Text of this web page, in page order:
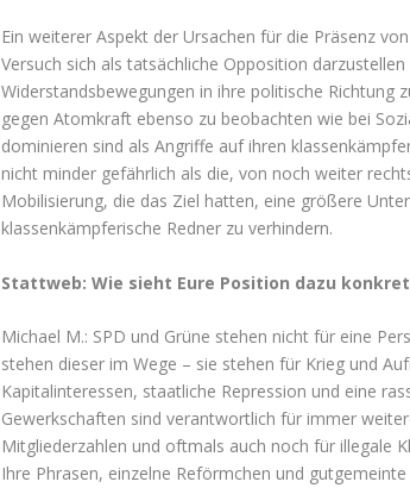
Ein weiterer Aspekt der Ursachen für die Präsenz
Versuch sich als tatsächliche Opposition
Widerstandsbewegungen in ihre politische Richtung
gegen Atomkraft ebenso zu beobachten wie bei
dominieren sind als Angriffe auf ihren
nicht minder gefährlich als die, von noch weiter
Mobilisierung, die das Ziel hatten, eine größere
klassenkämpferische Redner zu verhindern.
Stattweb: Wie sieht Eure Position dazu
Michael M.: SPD und Grüne stehen nicht für eine
stehen dieser im Wege – sie stehen für Krieg und
Kapitalinteressen, staatliche Repression und eine
Gewerkschaften sind verantwortlich für immer
Mitgliederzahlen und oftmals auch noch für illegale
Ihre Phrasen, einzelne Reförmchen und